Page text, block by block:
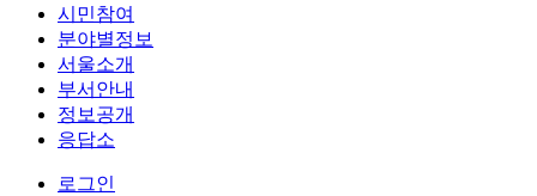
시민참여
분야별정보
서울소개
부서안내
정보공개
응답소
로그인